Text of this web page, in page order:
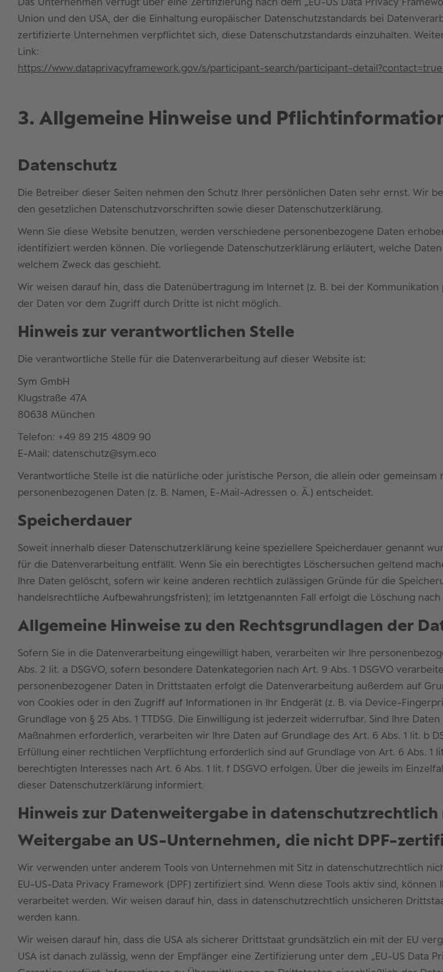
Union und den USA, der die Einhaltung europäischer Datenschutzstandards bei
zertifizierte Unternehmen verpflichtet sich, diese Datenschutzstandards einzuhalten.
Link:
https://www.dataprivacyframework.gov/s/participant-search/participant-
3. Allgemeine Hinweise und
Datenschutz
Die Betreiber dieser Seiten nehmen den Schutz Ihrer persönlichen Daten sehr ernst. Wir
den gesetzlichen Datenschutzvorschriften sowie dieser Datenschutzerklärung.
Wenn Sie diese Website benutzen, werden verschiedene personenbezogene Daten
identifiziert werden können. Die vorliegende Datenschutzerklärung erläutert, welche
welchem Zweck das geschieht.
Wir weisen darauf hin, dass die Datenübertragung im Internet (z. B. bei der
der Daten vor dem Zugriff durch Dritte ist nicht möglich.
Hinweis zur verantwortlichen Stelle
Die verantwortliche Stelle für die Datenverarbeitung auf dieser Website ist:
Sym GmbH
Klugstraße 47A
80638 München
Telefon: +49 89 215 4809 90
E-Mail: datenschutz@sym.eco
Verantwortliche Stelle ist die natürliche oder juristische Person, die allein oder
personenbezogenen Daten (z. B. Namen, E-Mail-Adressen o. Ä.) entscheidet.
Speicherdauer
Soweit innerhalb dieser Datenschutzerklärung keine speziellere Speicherdauer genannt
für die Datenverarbeitung entfällt. Wenn Sie ein berechtigtes Löschersuchen geltend
Ihre Daten gelöscht, sofern wir keine anderen rechtlich zulässigen Gründe für die
handelsrechtliche Aufbewahrungsfristen); im letztgenannten Fall erfolgt die Löschung
Allgemeine Hinweise zu den Rechtsgrundlagen der
Sofern Sie in die Datenverarbeitung eingewilligt haben, verarbeiten wir Ihre
Abs. 2 lit. a DSGVO, sofern besondere Datenkategorien nach Art. 9 Abs. 1 DSGVO
personenbezogener Daten in Drittstaaten erfolgt die Datenverarbeitung außerdem auf
von Cookies oder in den Zugriff auf Informationen in Ihr Endgerät (z. B. via Device-
Grundlage von § 25 Abs. 1 TTDSG. Die Einwilligung ist jederzeit widerrufbar. Sind Ihre
Maßnahmen erforderlich, verarbeiten wir Ihre Daten auf Grundlage des Art. 6 Abs. 1 lit. b
Erfüllung einer rechtlichen Verpflichtung erforderlich sind auf Grundlage von Art. 6 Abs. 1
berechtigten Interesses nach Art. 6 Abs. 1 lit. f DSGVO erfolgen. Über die jeweils im
dieser Datenschutzerklärung informiert.
Hinweis zur Datenweitergabe in
Weitergabe an US-Unternehmen, die nicht DPF-
Wir verwenden unter anderem Tools von Unternehmen mit Sitz in datenschutzrechtlich
EU-US-Data Privacy Framework (DPF) zertifiziert sind. Wenn diese Tools aktiv sind,
verarbeitet werden. Wir weisen darauf hin, dass in datenschutzrechtlich unsicheren
werden kann.
Wir weisen darauf hin, dass die USA als sicherer Drittstaat grundsätzlich ein mit der EU
USA ist danach zulässig, wenn der Empfänger eine Zertifizierung unter dem „EU-US Data